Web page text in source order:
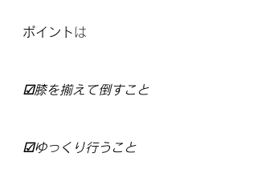
ポイントは
☑膝を揃えて倒すこと
☑ゆっくり行うこと